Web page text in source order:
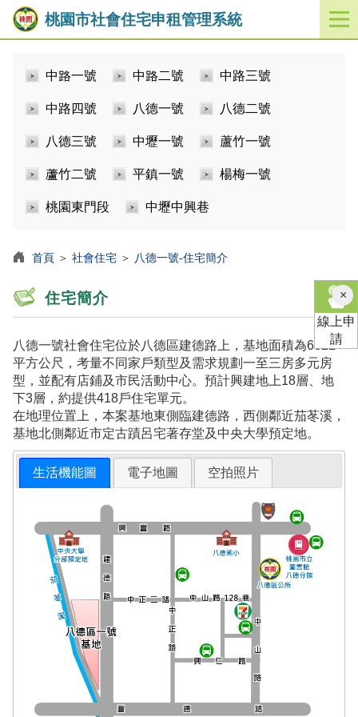
桃園市社會住宅申租管理系統
開
啟
中路一號 中路二號 中路三號
中路四號 八德一號 八德二號
八德三號 中壢一號 蘆竹一號
蘆竹二號 平鎮一號 楊梅一號
桃園東門段 中壢中興巷
首頁 ＞ 社會住宅 ＞ 八德一號-住宅簡介
住宅簡介
八德一號社會住宅位於八德區建德路上，基地面積為6821
平方公尺，考量不同家戶類型及需求規劃一至三房多元房
型，並配有店鋪及市民活動中心。預計興建地上18層、地
下3層，約提供418戶住宅單元。
在地理位置上，本案基地東側臨建德路，西側鄰近茄苳溪，
基地北側鄰近市定古蹟呂宅著存堂及中央大學預定地。
生活機能圖 電子地圖 空拍照片
×關
閉
線上申
請